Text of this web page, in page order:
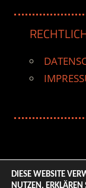
DIESE WEBSITE
NUTZEN,